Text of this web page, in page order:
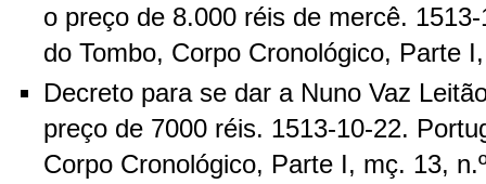
o preço de 8.000 réis de mercê.
do Tombo, Corpo Cronológico, Parte
Decreto para se dar a Nuno Vaz
preço de 7000 réis. 1513-10-22.
Corpo Cronológico, Parte I, mç. 13,